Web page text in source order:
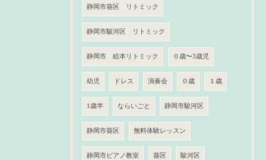
静岡市葵区 リトミック
静岡市駿河区 リトミック
静岡市 絵本リトミック ０歳〜3歳児
幼児 ドレス 演奏会 ０歳 １歳
1歳半 ならいごと 静岡市駿河区
静岡市葵区 無料体験レッスン
静岡市ピアノ教室 葵区 駿河区